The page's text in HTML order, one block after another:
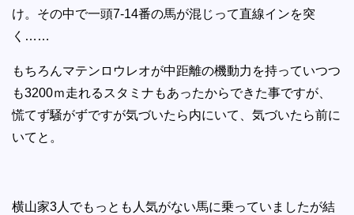
け。その中で一頭7-14番の馬が混じって直線インを突
く……
もちろんマテンロウレオが中距離の機動力を持っていつつ
も3200ｍ走れるスタミナもあったからできた事ですが、
慌てず騒がずですが気づいたら内にいて、気づいたら前に
いてと。
横山家3人でもっとも人気がない馬に乗っていましたが結